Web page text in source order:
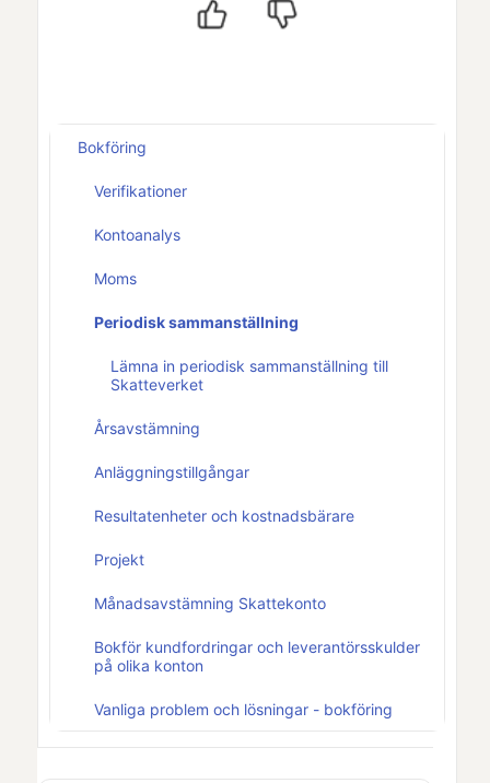
Bokföring
Verifikationer
Kontoanalys
Moms
Periodisk sammanställning
Lämna in periodisk sammanställning till
Skatteverket
Årsavstämning
Anläggningstillgångar
Resultatenheter och kostnadsbärare
Projekt
Månadsavstämning Skattekonto
Bokför kundfordringar och leverantörsskulder
på olika konton
Vanliga problem och lösningar - bokföring